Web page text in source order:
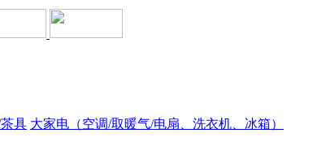
具 大家电（空调/取暖气/电扇、洗衣机、冰箱）